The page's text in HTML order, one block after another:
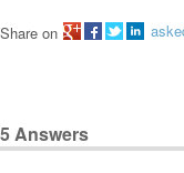
Share on
5Answers